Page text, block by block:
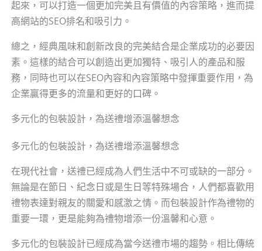
起來，可以打造一個更加完美且有價值的內容策略，進而提
高網站的SEO排名和吸引力。
總之，經典風味和創新改良的完美結合是企業成功的必要因
素。這樣的結合可以創造出更加獨特、吸引人的產品和服
務，同時也可以在SEO內容和內容策略中發揮重要作用，為
企業贏得更多的流量和更好的口碑。
多元化的包裝設計，為送禮增添溫馨想念
多元化的包裝設計，為送禮增添溫馨想念
在現代社會，送禮已經成為人們生活中不可或缺的一部分。
無論是在節日、紀念日或是生日等特殊場合，人們都喜歡用
禮物表達對親友的關愛和感激之情。而包裝設計作為禮物的
重要一環，更是能夠為禮物增添一份溫馨和心意。
多元化的包裝設計已經成為當今送禮市場的趨勢。相比傳統